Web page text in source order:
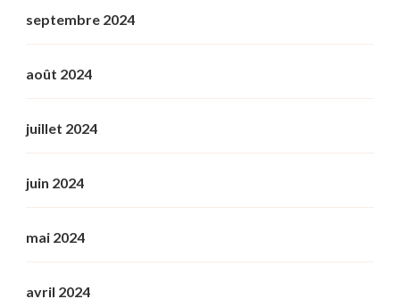
septembre 2024
août 2024
juillet 2024
juin 2024
mai 2024
avril 2024